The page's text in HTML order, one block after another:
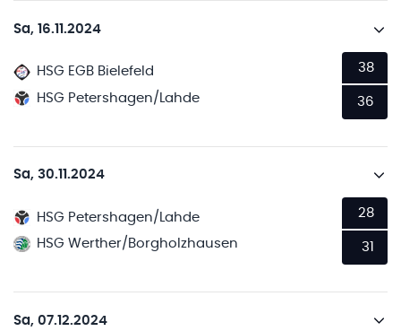
Sa, 16.11.2024
HSG EGB Bielefeld
HSG Petershagen/Lahde
38
36
Sa, 30.11.2024
HSG Petershagen/Lahde
HSG Werther/Borgholzhausen
28
31
Sa, 07.12.2024